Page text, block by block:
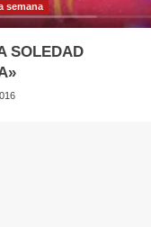
semana
SOLEDAD